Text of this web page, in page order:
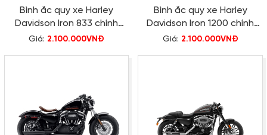
Bình ắc quy xe Harley
Davidson Iron 833 chính
hãng
Giá: 2.100.000VNĐ
Bình ắc quy xe Harley
Davidson Iron 1200 chính
hãng
Giá: 2.100.000VNĐ